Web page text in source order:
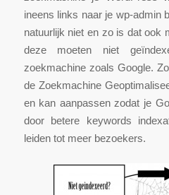
ineens links naar je wp-admin
natuurlijk niet en zo is dat ook
deze moeten niet
zoekmachine zoals Google.
de Zoekmachine
en kan aanpassen zodat je
door betere keywords
leiden tot meer bezoekers.